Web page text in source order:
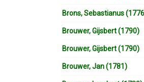
Brons, Sebastianus
Brouwer, Gijsbert (1790)
Brouwer, Gijsbert (1790)
Brouwer, Jan (1781)